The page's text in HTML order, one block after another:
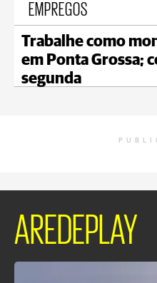
EMPREGOS
Trabalhe como
em Ponta Grossa;
segunda
AREDEPLAY